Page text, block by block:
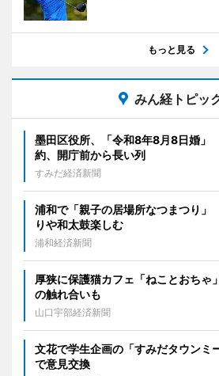
もっと見る
みん経トピッ
墨田区役所、「令和8年8月8日婚
約、開庁前から長い列
すみだ経済新聞
浦和で「親子の居場所なつまつり
りや和太鼓楽しむ
浦和経済新聞
厚狭に保護猫カフェ「ねことおち
の触れ合いも
山口宇部経済新聞
文花で学生企画の「すみだタウン
で意見交換